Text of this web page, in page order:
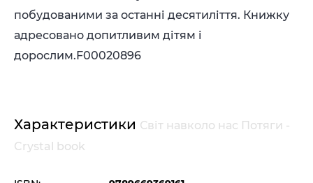
побудованими за останні десятиліття. Книжку
адресовано допитливим дітям і
дорослим.F00020896
Характеристики Світ навколо нас Потяги -
Crystal book